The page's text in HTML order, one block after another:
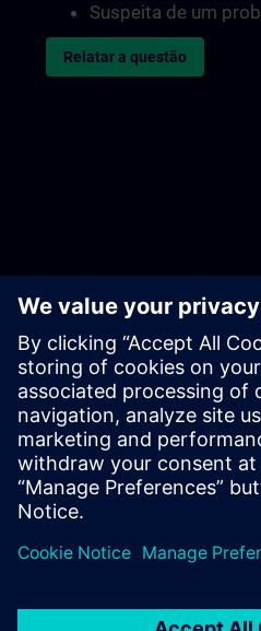
Suspeita de um
Relatar a questão